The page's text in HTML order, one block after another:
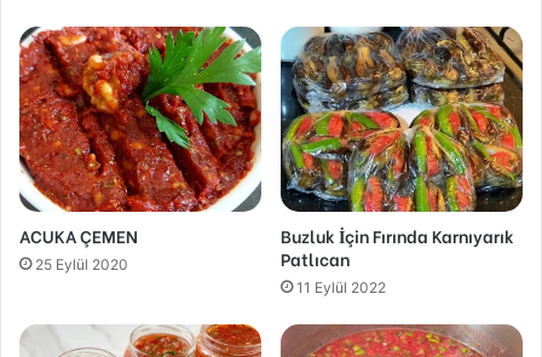
ACUKA ÇEMEN
25 Eylül 2020
Buzluk İçin Fırında Karnıyarık
Patlıcan
11 Eylül 2022